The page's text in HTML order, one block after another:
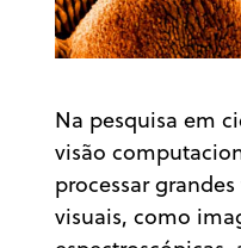
Na pesquisa em
visão
processar
visuais, como